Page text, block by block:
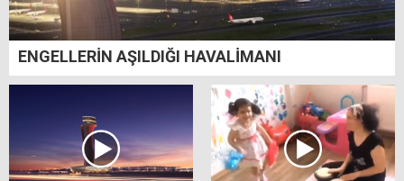
ENGELLERİN AŞILDIĞI HAVALİMANI